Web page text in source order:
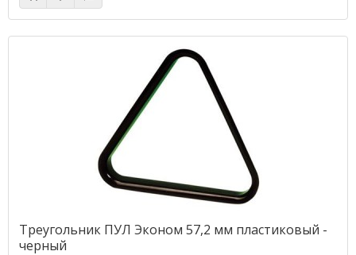
Треугольник ПУЛ Эконом 57,2 мм пластиковый -
черный